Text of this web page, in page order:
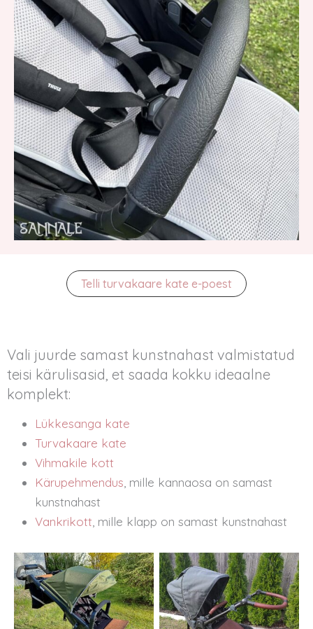
Telli turvakaare kate e-poest
Vali juurde samast kunstnahast valmistatud
teisi kärulisasid, et saada kokku ideaalne
komplekt:
Lükkesanga kate
Turvakaare kate
Vihmakile kott
Kärupehmendus , mille kannaosa on samast
kunstnahast
Vankrikott , mille klapp on samast kunstnahast